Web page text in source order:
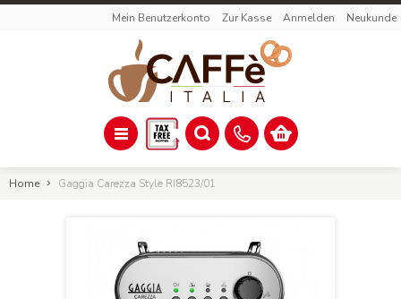
Mein Benutzerkonto Zur Kasse Anmelden Neukunde
Home Gaggia Carezza Style RI8523/01